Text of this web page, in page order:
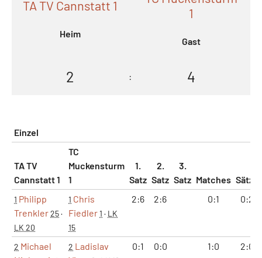
TA TV Cannstatt 1
Heim
1
Gast
2 : 4
Einzel
TA TV
Cannstatt 1
TC
Muckensturm
1
1.
Satz
2.
Satz
3.
Satz Matches Sätze
1 Philipp
Trenkler25·
LK 20
1 Chris
Fiedler1 · LK
15
2:6 2:6 0:1 0:2
2 Michael
2 Ladislav
0:1 0:0 1:0 2:0